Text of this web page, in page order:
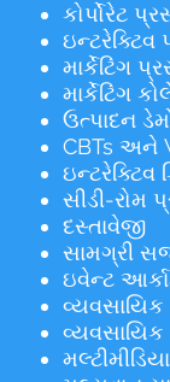
કોર્પોરેટ
માર્કેટિંગ
માર્કેટિંગ
ઉત્પાદન
CBTs અને
સીડી-રોમ
દસ્તાવેજી
સામગ્રી
ઇવેન્ટ
વ્યવસાયિક